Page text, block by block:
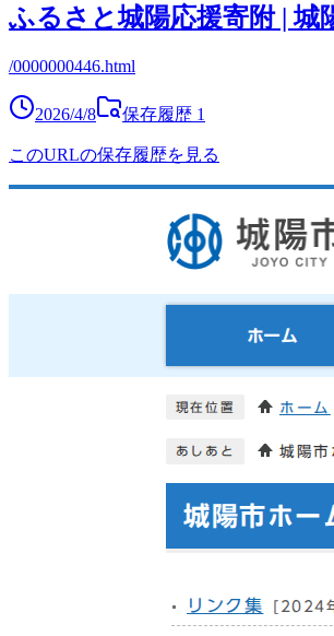
ふるさと城陽応援寄附 | 城
/0000000446.html
2026/4/8 保存履歴 1
このURLの保存履歴を見る